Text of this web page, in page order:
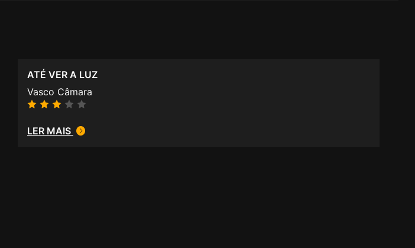
ATÉ VER A LUZ
Vasco Câmara
LER MAIS